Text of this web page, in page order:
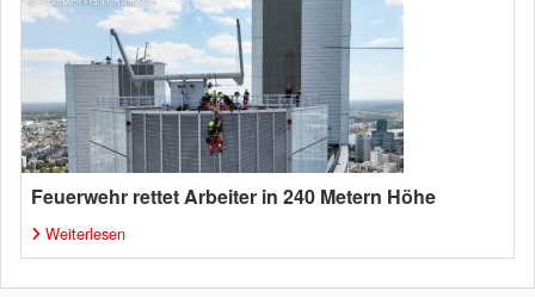
Feuerwehr rettet Arbeiter in 240 Metern Höhe
Weiterlesen